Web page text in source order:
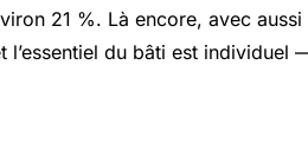
21 %. Là encore, avec
du bâti est